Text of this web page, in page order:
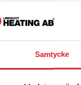
Samtycke